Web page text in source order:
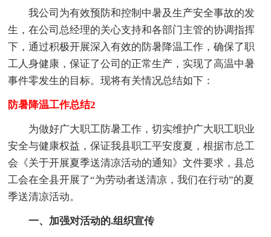
我公司为有效预防和控制中暑及生产安全事故的发
生，在公司总经理的关心支持和各部门主管的协调指挥
下，通过积极开展深入有效的防暑降温工作，确保了职
工人身健康，保证了公司的正常生产，实现了高温中暑
事件零发生的目标。现将有关情况总结如下：
防暑降温工作总结2
为做好广大职工防暑工作，切实维护广大职工职业
安全与健康权益，保证我县职工平安度夏，根据市总工
会《关于开展夏季送清凉活动的通知》文件要求，县总
工会在全县开展了“为劳动者送清凉，我们在行动”的夏
季送清凉活动。
一、加强对活动的.组织宣传